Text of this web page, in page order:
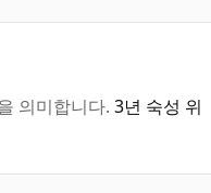
의미합니다. 3년 숙성 위